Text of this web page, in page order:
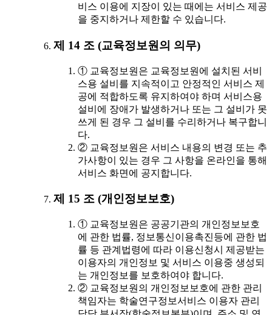
비스 이용에 지장이 있는 때에는 서비스 제공
을 중지하거나 제한할 수 있습니다.
제 14 조 (교육정보원의 의무)
① 교육정보원은 교육정보원에 설치된 서비
스용 설비를 지속적이고 안정적인 서비스 제
공에 적합하도록 유지하여야 하며 서비스용
설비에 장애가 발생하거나 또는 그 설비가 못
쓰게 된 경우 그 설비를 수리하거나 복구합니
다.
② 교육정보원은 서비스 내용의 변경 또는 추
가사항이 있는 경우 그 사항을 온라인을 통해
서비스 화면에 공지합니다.
제 15 조 (개인정보보호)
① 교육정보원은 공공기관의 개인정보보호
에 관한 법률, 정보통신이용촉진등에 관한 법
률 등 관계법령에 따라 이용신청시 제공받는
이용자의 개인정보 및 서비스 이용중 생성되
는 개인정보를 보호하여야 합니다.
② 교육정보원의 개인정보보호에 관한 관리
책임자는 학술연구정보서비스 이용자 관리